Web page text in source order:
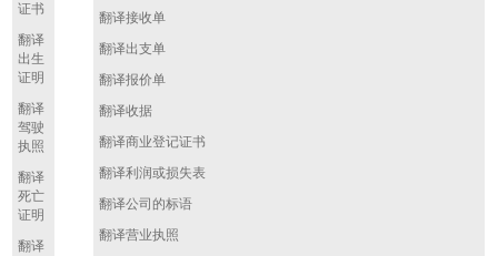
证书
翻译
出生
证明
翻译
驾驶
执照
翻译
死亡
证明
翻译
翻译接收单
翻译出支单
翻译报价单
翻译收据
翻译商业登记证书
翻译利润或损失表
翻译公司的标语
翻译营业执照